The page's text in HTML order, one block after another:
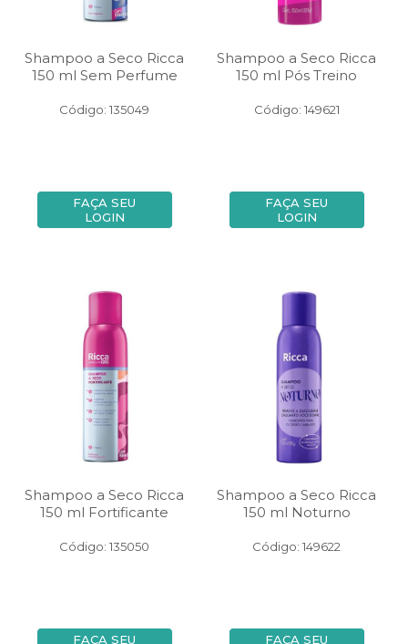
Shampoo a Seco Ricca
150 ml Sem Perfume
Código: 135049
FAÇA SEU
LOGIN
Shampoo a Seco Ricca
150 ml Pós Treino
Código: 149621
FAÇA SEU
LOGIN
Shampoo a Seco Ricca
150 ml Fortificante
Código: 135050
FAÇA SEU
Shampoo a Seco Ricca
150 ml Noturno
Código: 149622
FAÇA SEU